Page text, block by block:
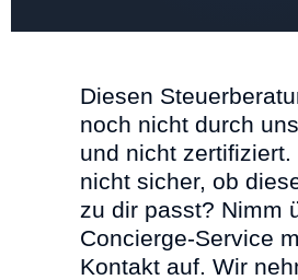
Diesen
noch nicht durch
und nicht zertifiziert.
nicht sicher, ob
zu dir passt? Nimm
Concierge-Service
Kontakt auf. Wir